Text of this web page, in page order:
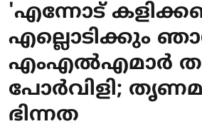
'എന്നോട്
എല്ലൊടിക്കും
എംഎൽഎമാർ
പോർവിളി;
ഭിന്നത